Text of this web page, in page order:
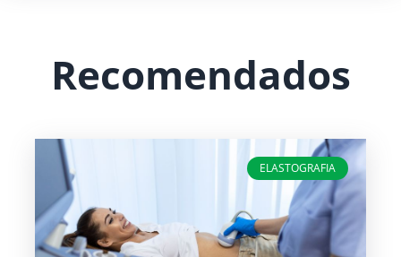
Recomendados
ELASTOGRAFIA